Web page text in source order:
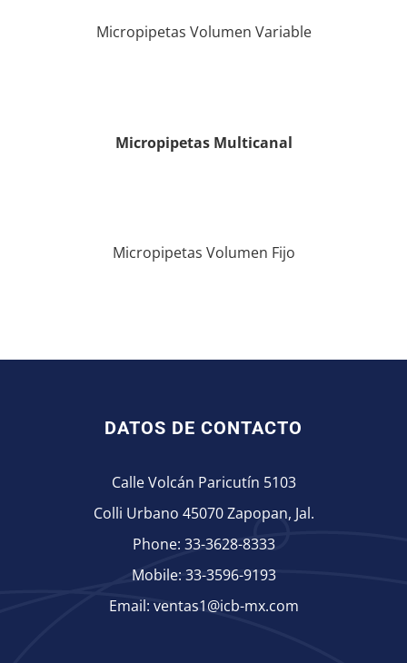
Micropipetas Volumen Variable
Micropipetas Multicanal
Micropipetas Volumen Fijo
DATOS DE CONTACTO
Calle Volcán Paricutín 5103
Colli Urbano 45070 Zapopan, Jal.
Phone: 33-3628-8333
Mobile: 33-3596-9193
Email: ventas1@icb-mx.com